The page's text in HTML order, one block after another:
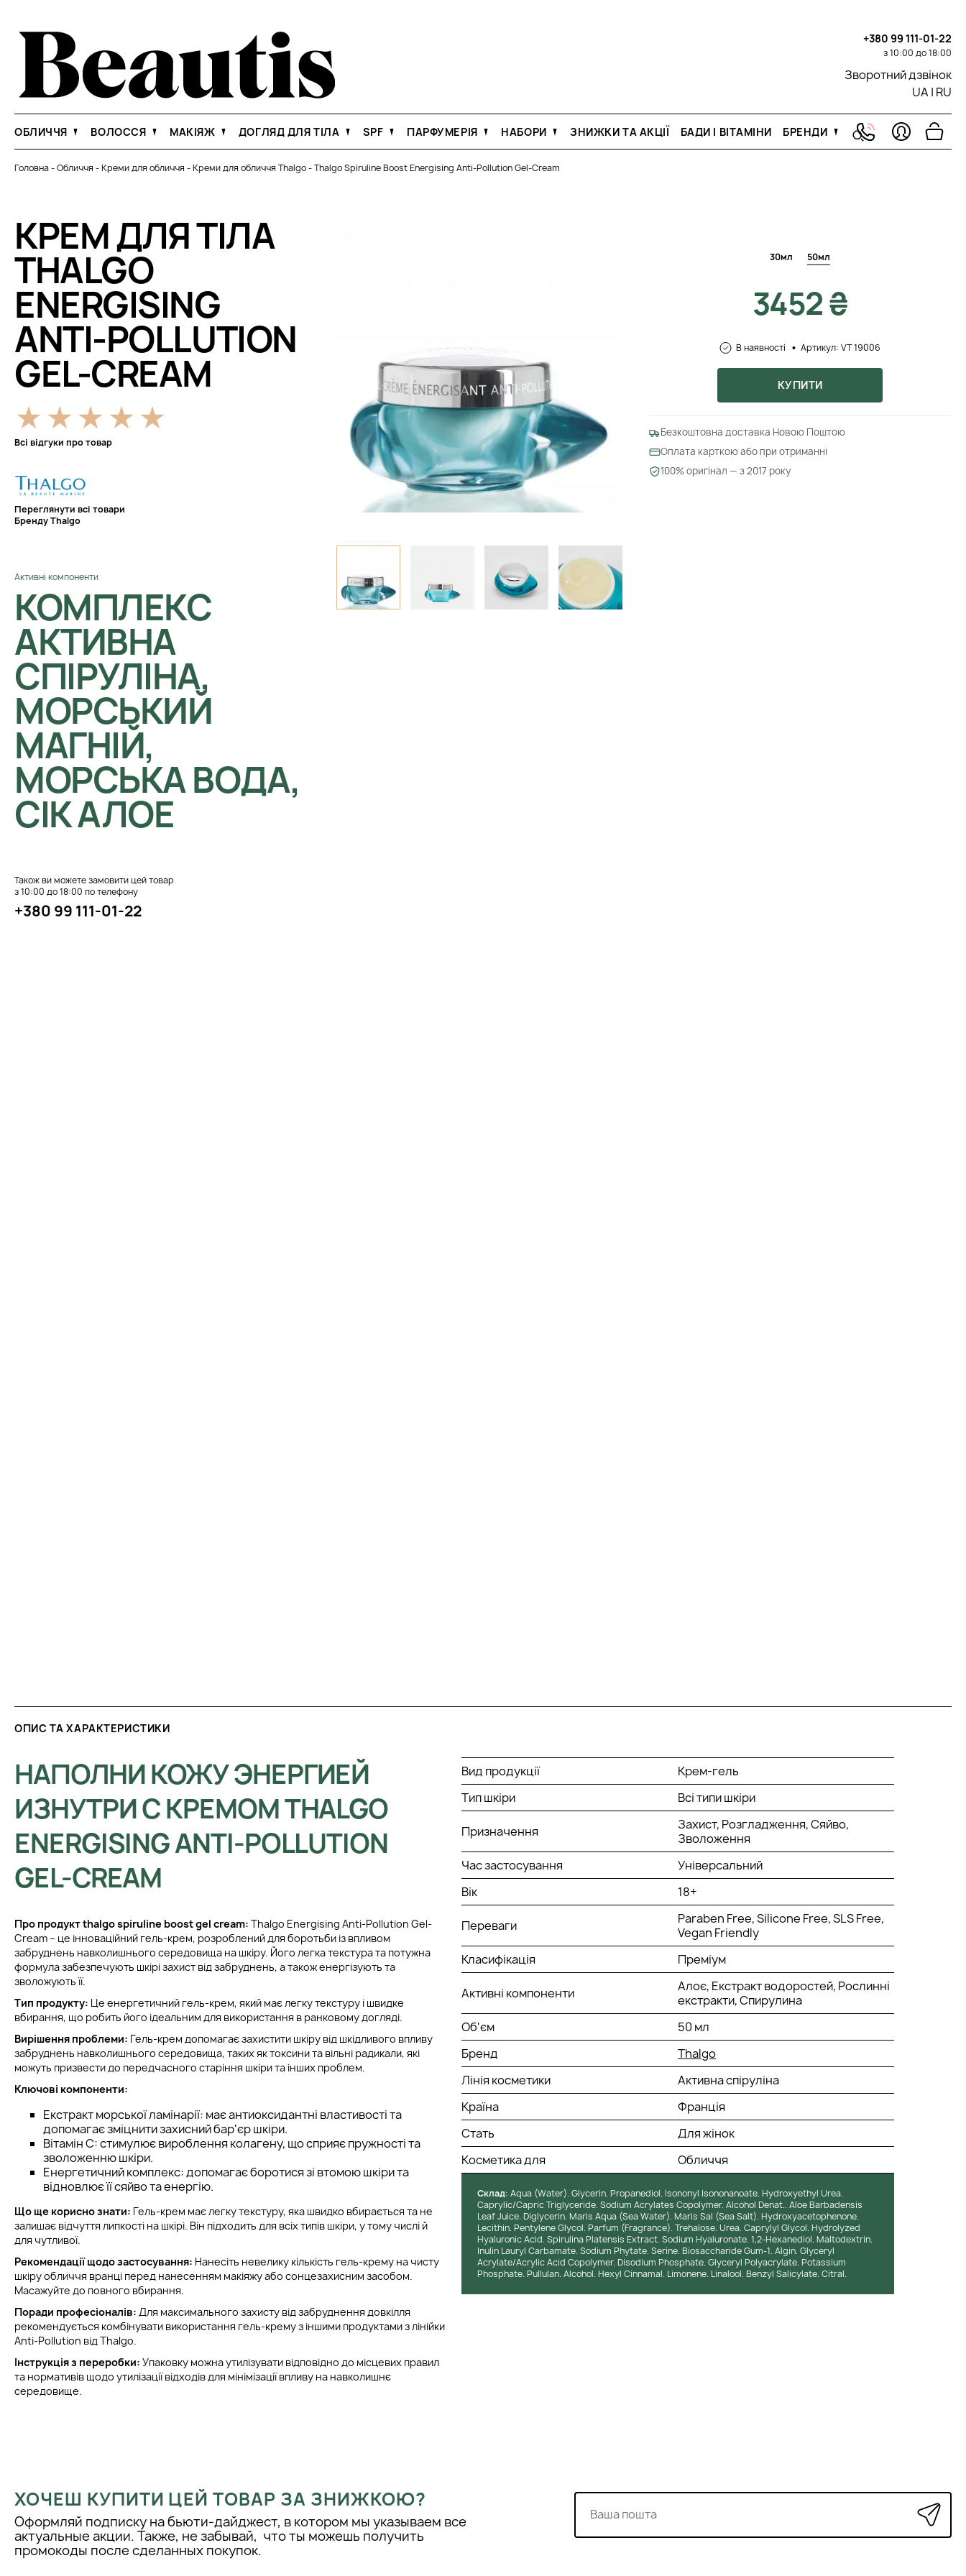
+380 99 111-01-22
з 10:00 до 18:00
Зворотний дзвінок
UA | RU
ОБЛИЧЧЯ ВОЛОССЯ МАКІЯЖ ДОГЛЯД ДЛЯ ТІЛА SPF ПАРФУМЕРІЯ НАБОРИ ЗНИЖКИ ТА АКЦІЇ БАДИ І ВІТАМІНИ БРЕНДИ
Головна-Обличчя -Креми для обличчя -Креми для обличчя Thalgo-Thalgo Spiruline Boost Energising Anti-Pollution Gel-Cream
КРЕМ ДЛЯ ТІЛА
THALGO
ENERGISING
ANTI-POLLUTION
GEL-CREAM
Всі відгуки про товар
Переглянути всі товари
Бренду Thalgo
Активні компоненти
КОМПЛЕКС
АКТИВНА
СПІРУЛІНА,
МОРСЬКИЙ
МАГНІЙ,
МОРСЬКА ВОДА,
СІК АЛОЕ
Також ви можете замовити цей товар
з 10:00 до 18:00 по телефону
+380 99 111-01-22
30мл 50мл
3452 ₴
В наявності Артикул: VT 19006
КУПИТИ
Безкоштовна доставка Новою Поштою
Оплата карткою або при отриманні
100% оригінал — з 2017 року
ОПИС ТА ХАРАКТЕРИСТИКИ
НАПОЛНИ КОЖУ ЭНЕРГИЕЙ
ИЗНУТРИ С КРЕМОМ THALGO
ENERGISING ANTI-POLLUTION
GEL-CREAM
Про продукт thalgo spiruline boost gel cream: Thalgo Energising Anti-Pollution Gel-
Cream – це інноваційний гель-крем, розроблений для боротьби із впливом
забруднень навколишнього середовища на шкіру. Його легка текстура та потужна
формула забезпечують шкірі захист від забруднень, а також енергізують та
зволожують її.
Тип продукту: Це енергетичний гель-крем, який має легку текстуру і швидке
вбирання, що робить його ідеальним для використання в ранковому догляді.
Вирішення проблеми: Гель-крем допомагає захистити шкіру від шкідливого впливу
забруднень навколишнього середовища, таких як токсини та вільні радикали, які
можуть призвести до передчасного старіння шкіри та інших проблем.
Ключові компоненти:
Екстракт морської ламінарії: має антиоксидантні властивості та
допомагає зміцнити захисний бар'єр шкіри.
Вітамін С: стимулює вироблення колагену, що сприяє пружності та
зволоженню шкіри.
Енергетичний комплекс: допомагає боротися зі втомою шкіри та
відновлює її сяйво та енергію.
Що ще корисно знати: Гель-крем має легку текстуру, яка швидко вбирається та не
залишає відчуття липкості на шкірі. Він підходить для всіх типів шкіри, у тому числі й
для чутливої.
Рекомендації щодо застосування: Нанесіть невелику кількість гель-крему на чисту
шкіру обличчя вранці перед нанесенням макіяжу або сонцезахисним засобом.
Масажуйте до повного вбирання.
Поради професіоналів: Для максимального захисту від забруднення довкілля
рекомендується комбінувати використання гель-крему з іншими продуктами з лінійки
Anti-Pollution від Thalgo.
Інструкція з переробки: Упаковку можна утилізувати відповідно до місцевих правил
та нормативів щодо утилізації відходів для мінімізації впливу на навколишнє
середовище.
Вид продукції
Крем-гель
Тип шкіри
Всі типи шкіри
Призначення
Захист, Розгладження, Сяйво,
Зволоження
Час застосування
Універсальний
Вік
18+
Переваги
Paraben Free, Silicone Free, SLS Free,
Vegan Friendly
Класифікація
Преміум
Активні компоненти
Алоє, Екстракт водоростей, Рослинні
екстракти, Спирулина
Об'єм
50 мл
Бренд
Thalgo
Лінія косметики
Активна спіруліна
Країна
Франція
Стать
Для жінок
Косметика для
Обличчя
Cклад: Aqua (Water). Glycerin. Propanediol. Isononyl Isononanoate. Hydroxyethyl Urea.
Caprylic/Capric Triglyceride. Sodium Acrylates Copolymer. Alcohol Denat.. Aloe Barbadensis
Leaf Juice. Diglycerin. Maris Aqua (Sea Water). Maris Sal (Sea Salt). Hydroxyacetophenone.
Lecithin. Pentylene Glycol. Parfum (Fragrance). Trehalose. Urea. Caprylyl Glycol. Hydrolyzed
Hyaluronic Acid. Spirulina Platensis Extract. Sodium Hyaluronate. 1,2-Hexanediol. Maltodextrin.
Inulin Lauryl Carbamate. Sodium Phytate. Serine. Biosaccharide Gum-1. Algin. Glyceryl
Acrylate/Acrylic Acid Copolymer. Disodium Phosphate. Glyceryl Polyacrylate. Potassium
Phosphate. Pullulan. Alcohol. Hexyl Cinnamal. Limonene. Linalool. Benzyl Salicylate. Citral.
ХОЧЕШ КУПИТИ ЦЕЙ ТОВАР ЗА ЗНИЖКОЮ?
Оформляй подписку на бьюти-дайджест, в котором мы указываем все
актуальные акции. Также, не забывай, что ты можешь получить
промокоды после сделанных покупок.